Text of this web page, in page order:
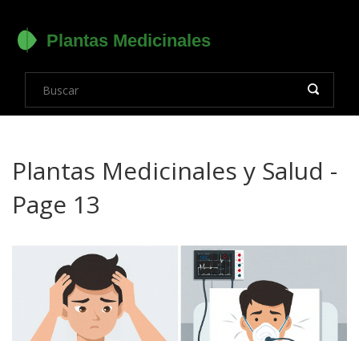
Plantas Medicinales y Salud -
Page 13